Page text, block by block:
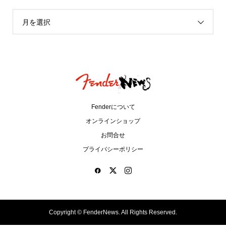
月を選択
Fenderについて
オンラインショップ
お問合せ
プライバシーポリシー
Copyright © FenderNews. All Rights Reserved.